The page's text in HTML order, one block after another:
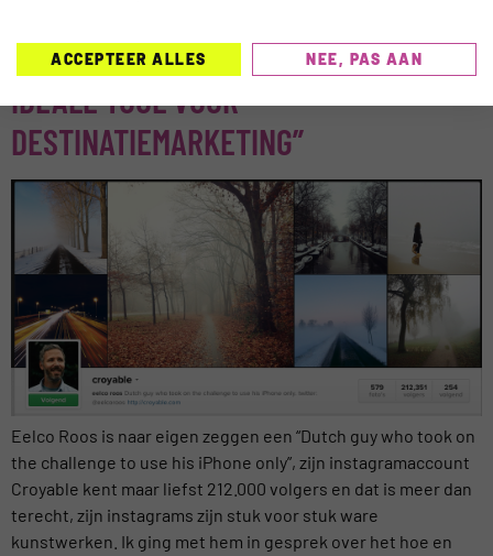
ORGANISATIES ZIEN INSTAGRAM ALS
IDEALE TOOL VOOR
DESTINATIEMARKETING”
Eelco Roos is naar eigen zeggen een “Dutch guy who took on
the challenge to use his iPhone only”, zijn instagramaccount
Croyable kent maar liefst 212.000 volgers en dat is meer dan
terecht, zijn instagrams zijn stuk voor stuk ware
kunstwerken. Ik ging met hem in gesprek over het hoe en
ACCEPTEER ALLES NEE, PAS AAN